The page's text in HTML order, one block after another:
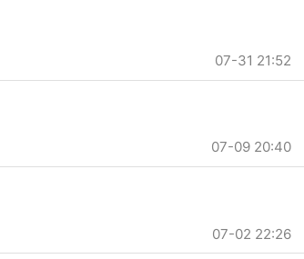
07-31 21:52
07-09 20:40
07-02 22:26